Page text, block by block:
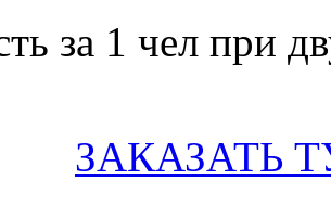
за 1 чел при
ЗАКАЗАТЬ